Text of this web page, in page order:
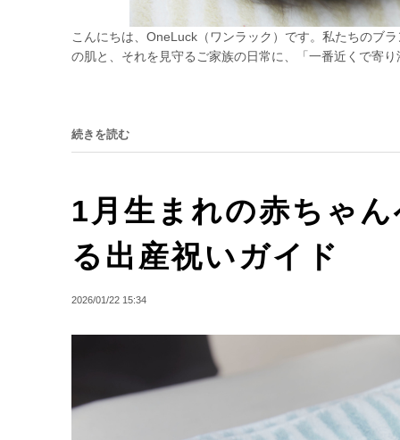
こんにちは、OneLuck（ワンラック）です。私たちのブ
の肌と、それを見守るご家族の日常に、「一番近くで寄
続きを読む
1月生まれの赤ちゃ
る出産祝いガイド
2026/01/22 15:34